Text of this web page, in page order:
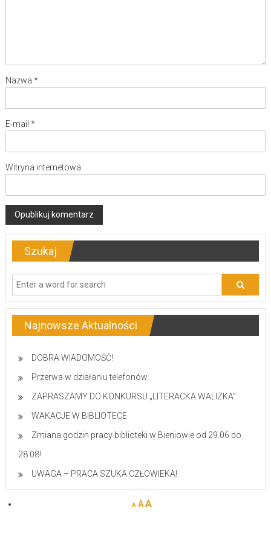
Nazwa *
E-mail *
Witryna internetowa
Szukaj
Najnowsze Aktualności
DOBRA WIADOMOŚĆ!
Przerwa w działaniu telefonów
ZAPRASZAMY DO KONKURSU „LITERACKA WALIZKA”
WAKACJE W BIBLIOTECE
Zmiana godzin pracy biblioteki w Bieniowie od 29.06 do
28.08!
UWAGA – PRACA SZUKA CZŁOWIEKA!
A A A